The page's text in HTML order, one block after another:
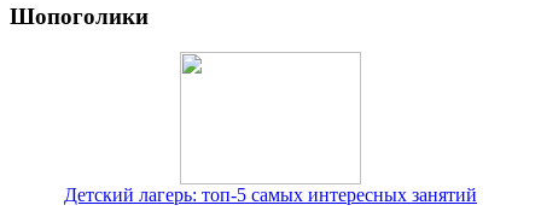
Шопоголики
Детский лагерь: топ-5 самых интересных занятий